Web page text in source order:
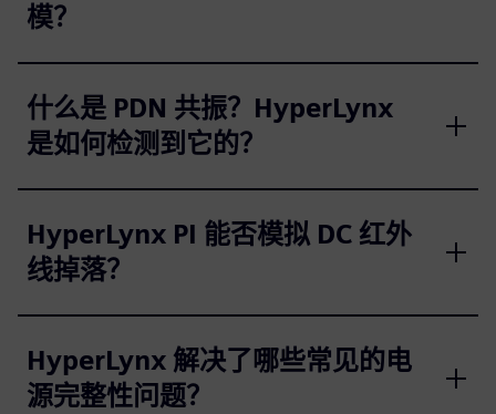
模？
什么是 PDN 共振？HyperLynx
是如何检测到它的？
HyperLynx PI 能否模拟 DC 红外
线掉落？
HyperLynx 解决了哪些常见的电
源完整性问题？